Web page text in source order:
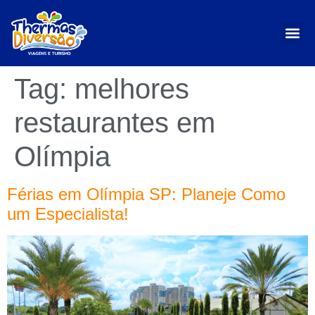
Tag: melhores
restaurantes em
Olímpia
Férias em Olímpia SP: Planeje Como
um Especialista!